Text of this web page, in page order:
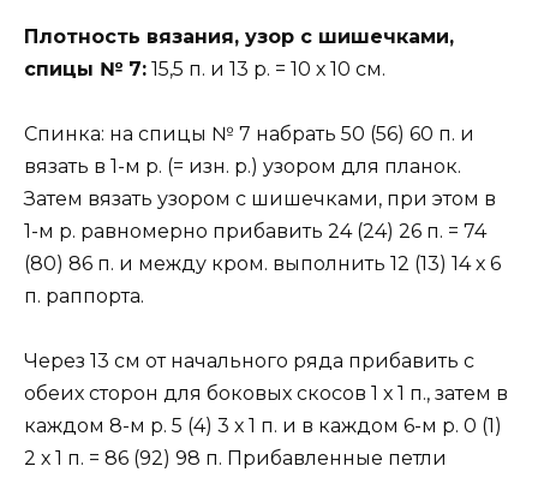
Плотность вязания, узор с шишечками,
спицы № 7: 15,5 п. и 13 р. = 10 х 10 см.
Спинка: на спицы № 7 набрать 50 (56) 60 п. и
вязать в 1-м р. (= изн. р.) узором для планок.
Затем вязать узором с шишечками, при этом в
1-м р. равномерно прибавить 24 (24) 26 п. = 74
(80) 86 п. и между кром. выполнить 12 (13) 14 х 6
п. раппорта.
Через 13 см от начального ряда прибавить с
обеих сторон для боковых скосов 1 х 1 п., затем в
каждом 8-м р. 5 (4) 3 х 1 п. и в каждом 6-м р. 0 (1)
2 х 1 п. = 86 (92) 98 п. Прибавленные петли